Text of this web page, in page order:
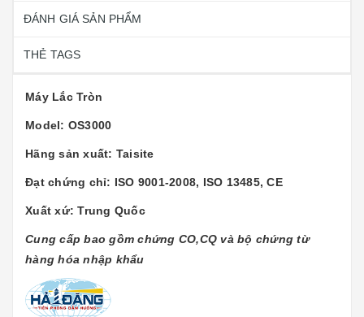
ĐÁNH GIÁ SẢN PHẨM
THẺ TAGS
Máy Lắc Tròn
Model: OS3000
Hãng sản xuất: Taisite
Đạt chứng chỉ: ISO 9001-2008, ISO 13485, CE
Xuất xứ: Trung Quốc
Cung cấp bao gồm chứng CO,CQ và bộ chứng từ
hàng hóa nhập khẩu